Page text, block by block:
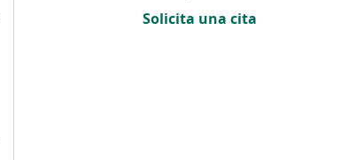
Solicita una cita